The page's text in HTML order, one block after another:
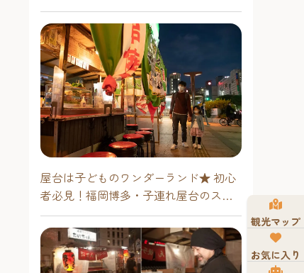
屋台は子どものワンダーランド★ 初心
者必見！福岡博多・子連れ屋台のスス
メ
観光マップ
お気に入り